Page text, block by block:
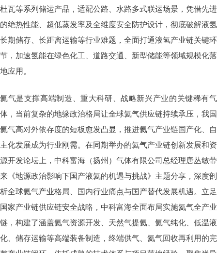
杜瓦等系列储运产品，适配公路、水路多式联运场景，凭借先进
的绝热性能、超低蒸发率及全维度安全防护设计，彻底破解液氢
长期储存、长距离运输等行业难题，全面打通液氢产业链关键环
节，加速氢能在绿色化工、道路交通、新型储能等领域规模化落
地应用。
氦气是支撑高端制造、重大科研、战略新兴产业的关键稀有气
体，当前复杂的地缘政治格局让全球氦气供应链持续承压，我国
氦气高对外依存度的短板愈发凸显，推进氦气产业链国产化、自
主化发展成为行业刚需。在同期举办的氦气产业链创新发展和资
源开发论坛上，中科富海（扬州）气体有限公司总经理唐丛敏带
来《地源政治影响下国产液氦的机遇与挑战》主题分享，深度剖
析全球氦气产业格局、国内行业痛点与国产替代发展机遇。立足
国家产业链供应链安全战略，中科富海全面布局实施氦气全产业
链，构建了涵盖氦气资源开发、天然气提氦、氦气纯化、低温液
化、储存运输等高端装备制造，终端供气、氦气回收再利用的完